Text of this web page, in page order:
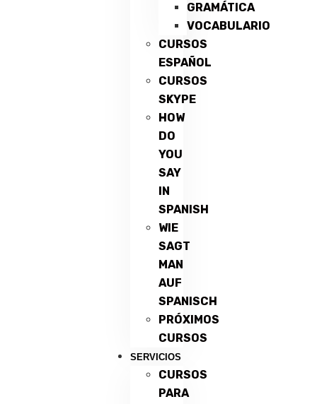
GRAMÁTICA
VOCABULARIO
CURSOS
ESPAÑOL
CURSOS
SKYPE
HOW
DO
YOU
SAY
IN
SPANISH
WIE
SAGT
MAN
AUF
SPANISCH
PRÓXIMOS
CURSOS
SERVICIOS
CURSOS
PARA